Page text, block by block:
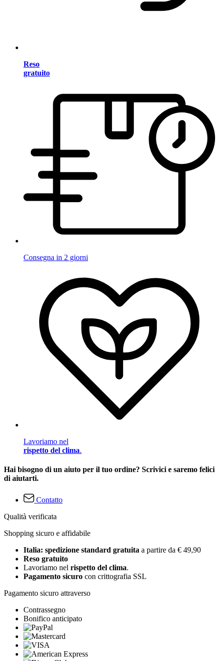
Reso
gratuito
Consegna in 2 giorni
Lavoriamo nel
rispetto del clima.
Hai bisogno di un aiuto per il tuo ordine? Scrivici e saremo felici
di aiutarti.
Contatto
Qualità verificata
Shopping sicuro e affidabile
Italia: spedizione standard gratuita a partire da € 49,90
Reso gratuito
Lavoriamo nel rispetto del clima.
Pagamento sicuro con crittografia SSL
Pagamento sicuro attraverso
Contrassegno
Bonifico anticipato